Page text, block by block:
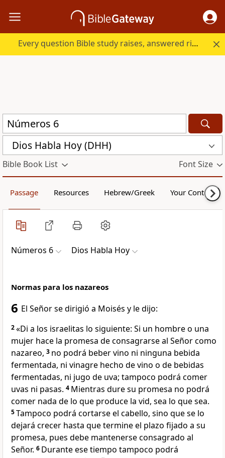
Every question Bible study raises, answered right here.
Dios Habla Hoy (DHH)
Bible Book List Font Size
Passage Resources Hebrew/Greek Your Content
Números 6 Dios Habla Hoy
Normas para los nazareos
6 El Señor se dirigió a Moisés y le dijo:
2«Di a los israelitas lo siguiente: Si un hombre o una
mujer hace la promesa de consagrarse al Señor como
nazareo, 3 no podrá beber vino ni ninguna bebida
fermentada, ni vinagre hecho de vino o de bebidas
fermentadas, ni jugo de uva; tampoco podrá comer
uvas ni pasas. 4 Mientras dure su promesa no podrá
comer nada de lo que produce la vid, sea lo que sea.
5Tampoco podrá cortarse el cabello, sino que se lo
dejará crecer hasta que termine el plazo fijado a su
promesa, pues debe mantenerse consagrado al
Señor. 6 Durante ese tiempo tampoco podrá